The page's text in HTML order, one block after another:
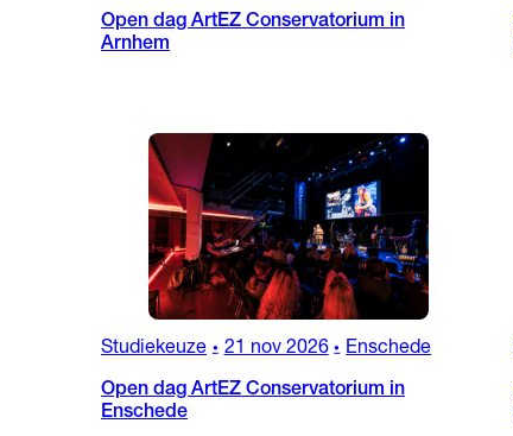
Open dag ArtEZ Conservatorium in
Arnhem
Studiekeuze • 21 nov 2026 • Enschede
Open dag ArtEZ Conservatorium in
Enschede